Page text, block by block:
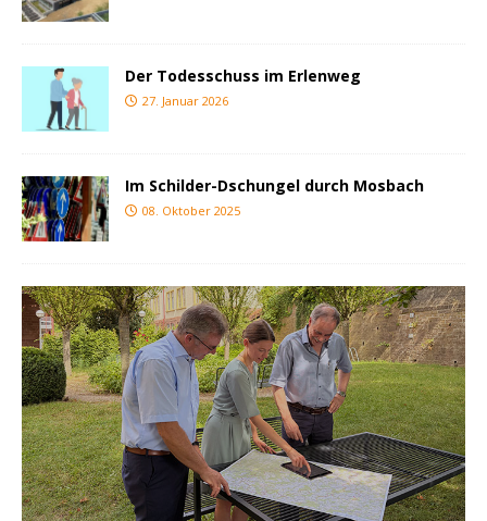
Der Todesschuss im Erlenweg
27. Januar 2026
Im Schilder-Dschungel durch Mosbach
08. Oktober 2025